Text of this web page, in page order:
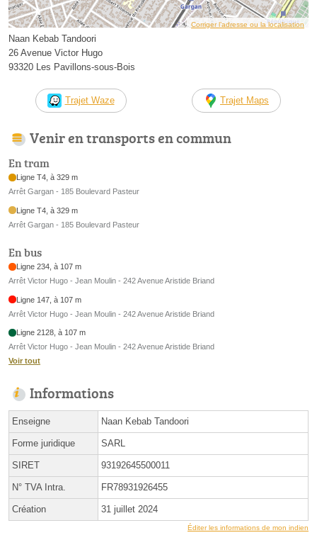
Corriger l’adresse ou la localisation
Naan Kebab Tandoori
26 Avenue Victor Hugo
93320 Les Pavillons-sous-Bois
Trajet Waze Trajet Maps
Venir en transports en commun
En tram
Ligne T4, à 329 m
Arrêt Gargan - 185 Boulevard Pasteur
Ligne T4, à 329 m
Arrêt Gargan - 185 Boulevard Pasteur
En bus
Ligne 234, à 107 m
Arrêt Victor Hugo - Jean Moulin - 242 Avenue Aristide Briand
Ligne 147, à 107 m
Arrêt Victor Hugo - Jean Moulin - 242 Avenue Aristide Briand
Ligne 2128, à 107 m
Arrêt Victor Hugo - Jean Moulin - 242 Avenue Aristide Briand
Voir tout
Informations
Enseigne Naan Kebab Tandoori
Forme juridique SARL
SIRET 93192645500011
N° TVA Intra. FR78931926455
Création 31 juillet 2024
Éditer les informations de mon indien